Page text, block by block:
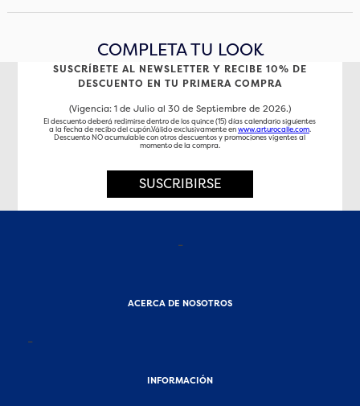
COMPLETA TU LOOK
SUSCRÍBETE AL NEWSLETTER Y RECIBE 10% DE
DESCUENTO EN TU PRIMERA COMPRA
(Vigencia: 1 de Julio al 30 de Septiembre de 2026.)
El descuento deberá redimirse dentro de los quince (15) días calendario siguientes
a la fecha de recibo del cupón.Válido exclusivamente enwww.arturocalle.com.
Descuento NO acumulable con otros descuentos y promociones vigentes al
momento de la compra.
SUSCRIBIRSE
-
ACERCA DE NOSOTROS
-
INFORMACIÓN